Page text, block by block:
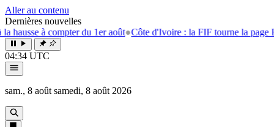
Aller au contenu
Dernières nouvelles
du 1er août●Côte d'Ivoire : la FIF tourne la page Emerse Faé●
04:34 UTC
sam., 8 août samedi, 8 août 2026